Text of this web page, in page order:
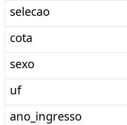
selecao
cota
sexo
uf
ano_ingresso